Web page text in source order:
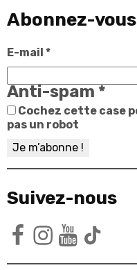
Abonnez-vous
E-mail *
Anti-spam *
Cochez cette case
pas un robot
Suivez-nous
FacebookInstagramYouTube
TikTok